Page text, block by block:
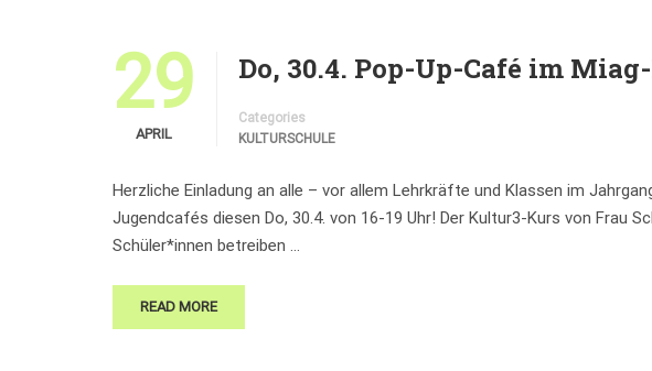
29
APRIL
Do, 30.4. Pop-Up-Café im
Categories
KULTURSCHULE
Herzliche Einladung an alle – vor allem Lehrkräfte und Klassen im
Jugendcafés diesen Do, 30.4. von 16-19 Uhr! Der Kultur3-Kurs von Frau
Schüler*innen betreiben …
READ MORE